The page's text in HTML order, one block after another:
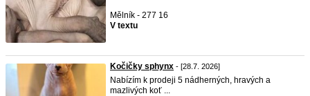
Mělník - 277 16
V textu
Kočičky sphynx - [28.7. 2026]
Nabízím k prodeji 5 nádherných, hravých a
mazlivých koť ...